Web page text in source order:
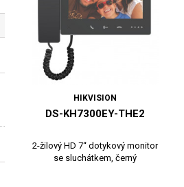
HIKVISION
DS-KH7300EY-THE2
2-žilový HD 7“ dotykový monitor
se sluchátkem, černý